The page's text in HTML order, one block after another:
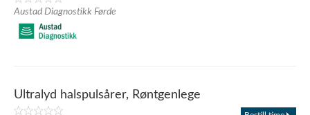
Austad Diagnostikk Førde
Ultralyd halspulsårer, Røntgenlege